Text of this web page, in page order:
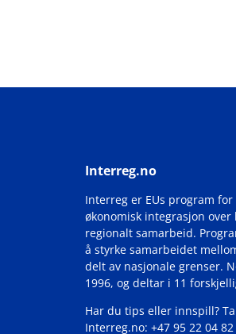
Interreg.no
Interreg er EUs program
økonomisk integrasjon
regionalt samarbeid.
å styrke samarbeidet
delt av nasjonale grenser.
1996, og deltar i 11
Har du tips eller innspill?
Interreg.no: +47 95 22 04 82